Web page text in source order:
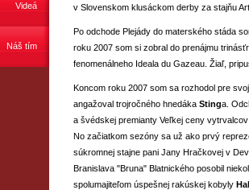
Videá
Náš tím
v Slovenskom klusáckom derby za stajňu
Po odchode Plejády do materského stáda
roku 2007 som si zobral do prenájmu
fenomenálneho Ideala du Gazeau. Žiaľ,
Koncom roku 2007 som sa rozhodol pre
angažoval trojročného hnedáka Stinga.
a švédskej premianty Veľkej ceny
No začiatkom sezóny sa už ako prvý
súkromnej stajne pani Jany Hračkovej v
Branislava "Bruna" Blatnického posobil
spolumajiteľom úspešnej rakúskej kobyly